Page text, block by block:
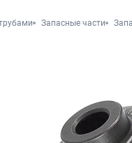
Запасные части